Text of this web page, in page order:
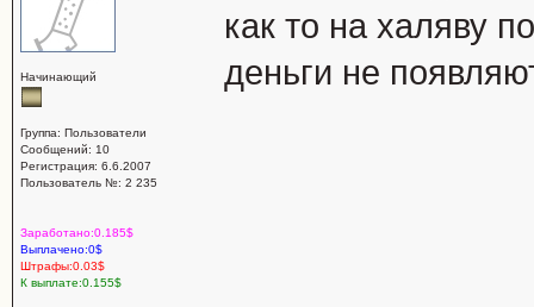
Начинающий
Группа: Пользователи
Сообщений: 10
Регистрация: 6.6.2007
Пользователь №: 2 235
Заработано:0.185$
Выплачено:0$
Штрафы:0.03$
К выплате:0.155$
как то на халяву
деньги не